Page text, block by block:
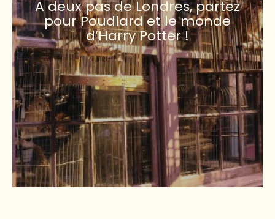
A deux pas de Londres, partez
pour Poudlard et le monde
d’Harry Potter !